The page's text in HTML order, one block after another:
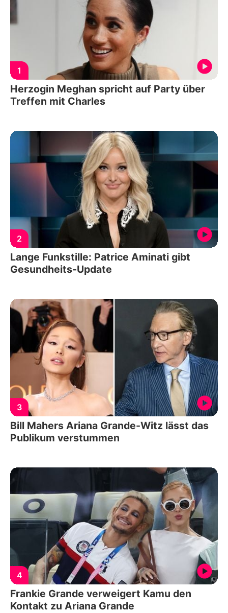
1
Herzogin Meghan spricht auf Party über
Treffen mit Charles
2
Lange Funkstille: Patrice Aminati gibt
Gesundheits-Update
3
Bill Mahers Ariana Grande-Witz lässt das
Publikum verstummen
4
Frankie Grande verweigert Kamu den
Kontakt zu Ariana Grande